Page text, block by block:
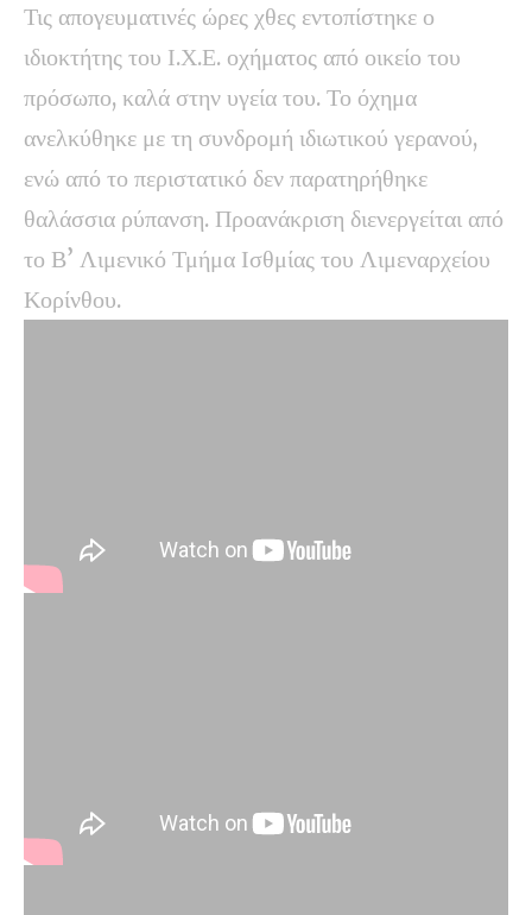
Τις απογευματινές ώρες χθες εντοπίστηκε ο
ιδιοκτήτης του Ι.Χ.Ε. οχήματος από οικείο του
πρόσωπο, καλά στην υγεία του. Το όχημα
ανελκύθηκε με τη συνδρομή ιδιωτικού γερανού,
ενώ από το περιστατικό δεν παρατηρήθηκε
θαλάσσια ρύπανση. Προανάκριση διενεργείται από
το Β’ Λιμενικό Τμήμα Ισθμίας του Λιμεναρχείου
Κορίνθου.